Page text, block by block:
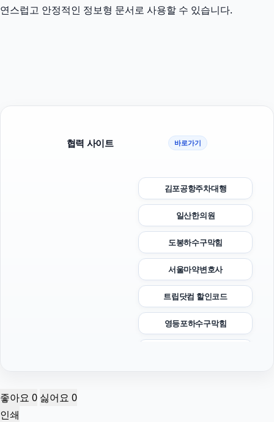
연스럽고 안정적인 정보형 문서로 사용할 수 있습니다.
협력 사이트 바로가기
김포공항주차대행
일산한의원
도봉하수구막힘
서울마약변호사
트립닷컴 할인코드
영등포하수구막힘
좋아요 0 싫어요 0
인쇄